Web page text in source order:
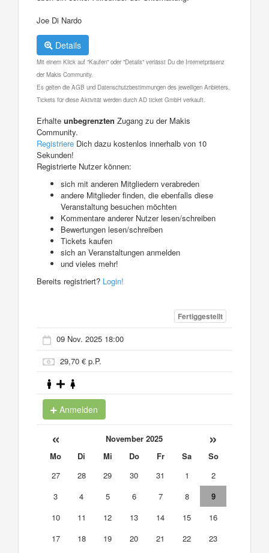
Joe Di Nardo
Details
Mit einem Klick auf "Kaufen" oder "Details" verlässt Du die Internetpräsenz
der Makis Community.
Es gelten die AGB und Datenschutzbestimmungen des jeweiligen Anbieters.
Tickets für diese Aktivität werden durch AD ticket GmbH verkauft.
Erhalte unbegrenzten Zugang zu der Makis
Community.
Registriere Dich dazu kostenlos innerhalb von 10
Sekunden!
Registrierte Nutzer können:
sich mit anderen Mitgliedern verabreden
andere Mitglieder finden, die ebenfalls diese
Veranstaltung besuchen möchten
Kommentare anderer Nutzer lesen/schreiben
Bewertungen lesen/schreiben
Tickets kaufen
sich an Veranstaltungen anmelden
und vieles mehr!
Bereits registriert? Login!
Fertiggestellt
09 Nov. 2025 18:00
29,70 € p.P.
Anmelden
« November 2025 »
Mo Di Mi Do Fr Sa
So
27
28 29 30 31 1
2
3
4 5 6 7 8
9
10
11 12 13 14 15
16
17
18 19 20 21 22
23